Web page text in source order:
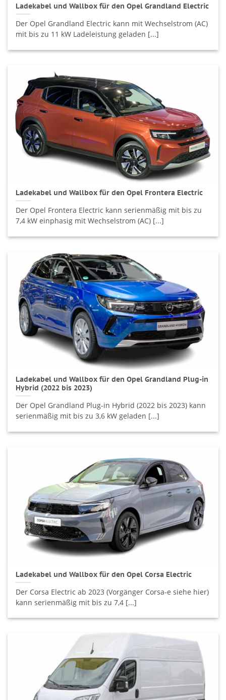
Ladekabel und Wallbox für den Opel Grandland Electric
Der Opel Grandland Electric kann mit Wechselstrom (AC)
mit bis zu 11 kW Ladeleistung geladen [...]
Ladekabel und Wallbox für den Opel Frontera Electric
Der Opel Frontera Electric kann serienmäßig mit bis zu
7,4 kW einphasig mit Wechselstrom (AC) [...]
Ladekabel und Wallbox für den Opel Grandland Plug-in
Hybrid (2022 bis 2023)
Der Opel Grandland Plug-in Hybrid (2022 bis 2023) kann
serienmäßig mit bis zu 3,6 kW geladen [...]
Ladekabel und Wallbox für den Opel Corsa Electric
Der Corsa Electric ab 2023 (Vorgänger Corsa-e siehe hier)
kann serienmäßig mit bis zu 7,4 [...]